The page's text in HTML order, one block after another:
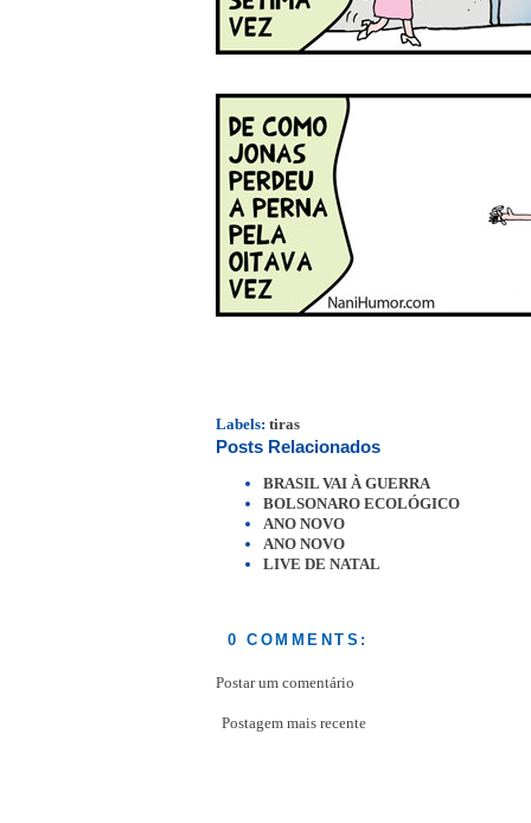
Labels: tiras
Posts Relacionados
BRASIL VAI À GUERRA
BOLSONARO ECOLÓGICO
ANO NOVO
ANO NOVO
LIVE DE NATAL
0 COMMENTS:
Postar um comentário
Postagem mais recente